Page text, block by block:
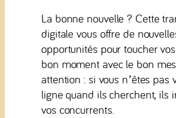
La bonne nouvelle ? Cette
digitale vous offre de
opportunités pour toucher
bon moment avec le bon
attention : si vous n’êtes pas
ligne quand ils cherchent, ils
vos concurrents.